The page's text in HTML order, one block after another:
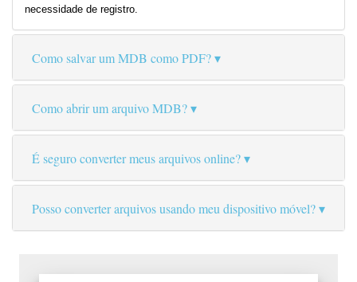
necessidade de registro.
Como salvar um MDB como PDF?
Como abrir um arquivo MDB?
É seguro converter meus arquivos online?
Posso converter arquivos usando meu dispositivo móvel?